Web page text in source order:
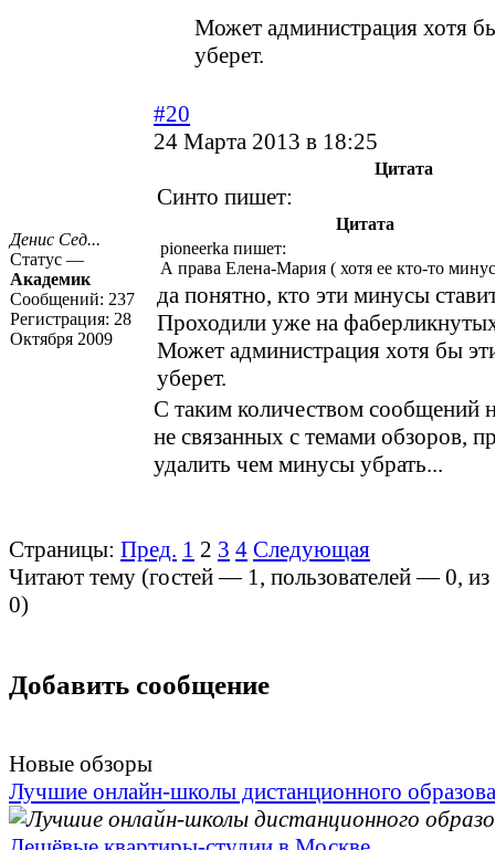
Может администрация хотя
уберет.
Денис Сед...
Статус —
Академик
Сообщений: 237
Регистрация: 28
Октября 2009
#20
24 Марта 2013 в 18:25
Цитата
Синто пишет:
Цитата
pioneerka пишет:
А права Елена-Мария ( хотя ее кто-то
да понятно, кто эти минусы
Проходили уже на
Может администрация хотя бы
уберет.
С таким количеством сообщений
не связанных с темами обзоров,
удалить чем минусы убрать...
Страницы: Пред. 1 2 3 4 Следующая
Читают тему (гостей — 1, пользователей —0,
0)
Добавить сообщение
Новые обзоры
Лучшие онлайн-школы дистанционного